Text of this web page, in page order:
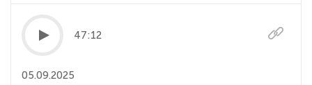
47:12
05.09.2025